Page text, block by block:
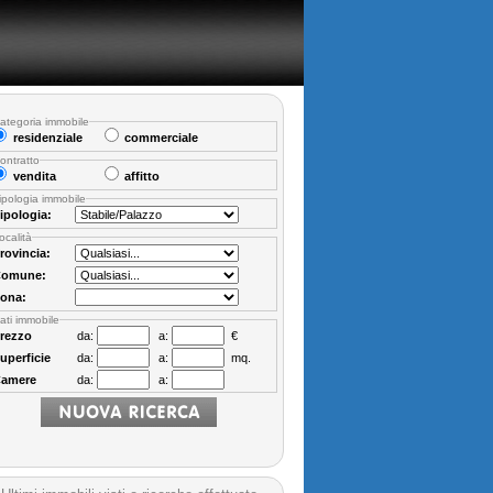
immobile
residenziale commerciale
vendita affitto
immobile
immobile
da: a:
€
da: a:
mq.
da: a: